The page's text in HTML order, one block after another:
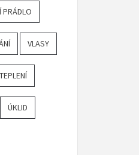
PRÁDLO
VLASY
ÚKLID